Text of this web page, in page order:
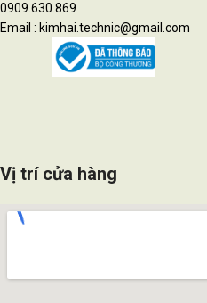
0909.630.869
Email : kimhai.technic@gmail.com
Vị trí cửa hàng